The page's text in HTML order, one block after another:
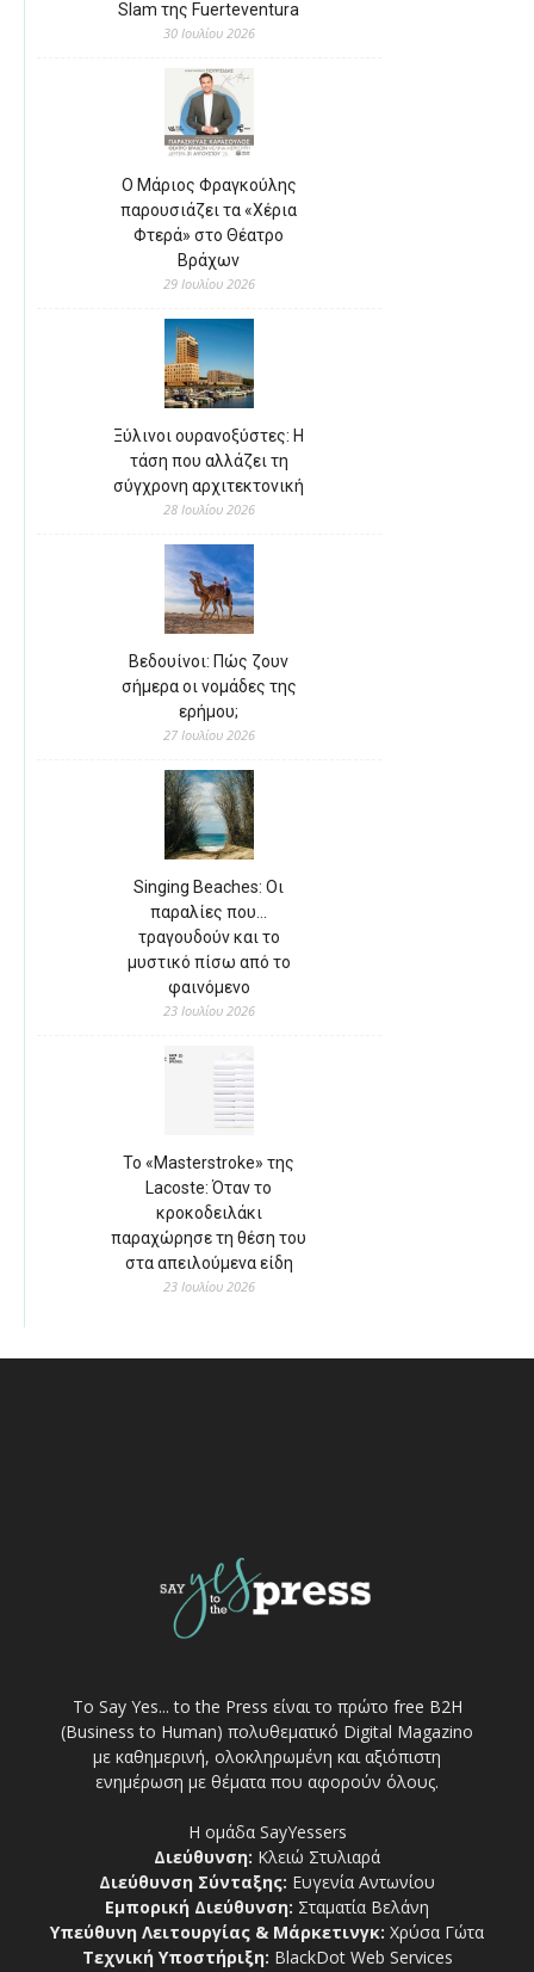
Slam της Fuerteventura
30 Ιουλίου 2026
Ο Μάριος Φραγκούλης
παρουσιάζει τα «Χέρια
Φτερά» στο Θέατρο
Βράχων
29 Ιουλίου 2026
Ξύλινοι ουρανοξύστες: Η
τάση που αλλάζει τη
σύγχρονη αρχιτεκτονική
28 Ιουλίου 2026
Βεδουίνοι: Πώς ζουν
σήμερα οι νομάδες της
ερήμου;
27 Ιουλίου 2026
Singing Beaches: Οι
παραλίες που…
τραγουδούν και το
μυστικό πίσω από το
φαινόμενο
23 Ιουλίου 2026
Το «Masterstroke» της
Lacoste: Όταν το
κροκοδειλάκι
παραχώρησε τη θέση του
στα απειλούμενα είδη
23 Ιουλίου 2026
Το Say Yes... to the Press είναι το πρώτο free Β2Η
(Business to Human) πολυθεματικό Digital Magazino
με καθημερινή, ολοκληρωμένη και αξιόπιστη
ενημέρωση με θέματα που αφορούν όλους.
Η ομάδα SayYessers
Διεύθυνση: Κλειώ Στυλιαρά
Διεύθυνση Σύνταξης: Ευγενία Αντωνίου
Εμπορική Διεύθυνση: Σταματία Βελάνη
Υπεύθυνη Λειτουργίας & Μάρκετινγκ: Χρύσα Γώτα
Τεχνική Υποστήριξη: BlackDot Web Services